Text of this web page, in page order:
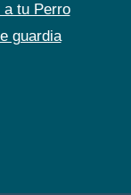
tu Perro
guardia